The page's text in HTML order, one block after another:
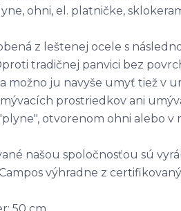
ohni, el. platničke,
z leštenej ocele s
tradičnej panvici bez
možno ju navyše umyť tiež v
prostriedkov ani
otvorenom ohni alebo v
našou spoločnosťou sú
výhradne z